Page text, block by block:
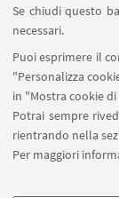
Se chiudi questo
necessari.
Puoi esprimere il
"Personalizza
in "Mostra cookie
Potrai sempre
rientrando nella
Per maggiori
IN